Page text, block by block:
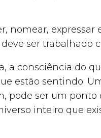
nomear, expressar
ser trabalhado
a consciência do
estão sentindo.
pode ser um ponto
inteiro que